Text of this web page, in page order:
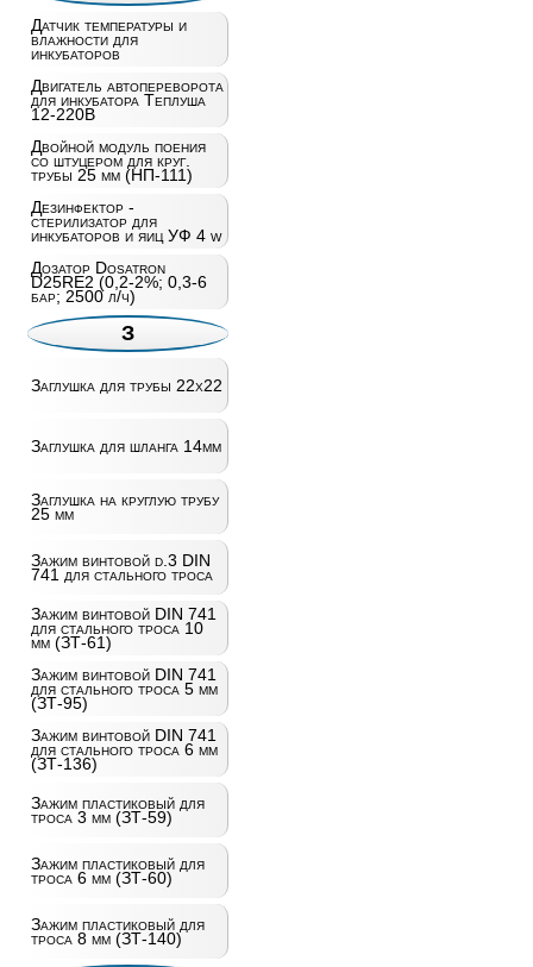
Датчик температуры и
влажности для
инкубаторов
Двигатель автопереворота
для инкубатора Теплуша
12-220В
Двойной модуль поения
со штуцером для круг.
трубы 25 мм (НП-111)
Дезинфектор -
стерилизатор для
инкубаторов и яиц УФ 4 w
Дозатор Dosatron
D25RE2 (0,2-2%; 0,3-6
бар; 2500 л/ч)
З
Заглушка для трубы 22х22
Заглушка для шланга 14мм
Заглушка на круглую трубу
25 мм
Зажим винтовой d.3 DIN
741 для стального троса
Зажим винтовой DIN 741
для стального троса 10
мм (ЗТ-61)
Зажим винтовой DIN 741
для стального троса 5 мм
(ЗТ-95)
Зажим винтовой DIN 741
для стального троса 6 мм
(ЗТ-136)
Зажим пластиковый для
троса 3 мм (ЗТ-59)
Зажим пластиковый для
троса 6 мм (ЗТ-60)
Зажим пластиковый для
троса 8 мм (ЗТ-140)